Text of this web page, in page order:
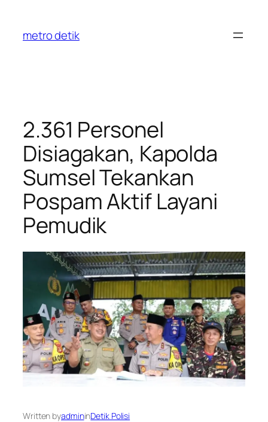
content
metro detik
2.361 Personel
Disiagakan, Kapolda
Sumsel Tekankan
Pospam Aktif Layani
Pemudik
Written byadmininDetik Polisi